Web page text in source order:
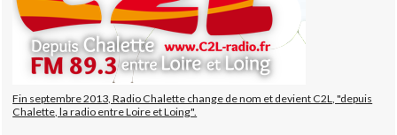
Fin septembre 2013, Radio Chalette change de nom et devient C2L, "depuis
Chalette, la radio entre Loire et Loing".